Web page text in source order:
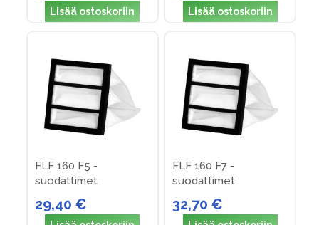
Lisää ostoskoriin Lisää ostoskoriin
FLF 160 F5 -
suodattimet
29,40 €
FLF 160 F7 -
suodattimet
32,70 €